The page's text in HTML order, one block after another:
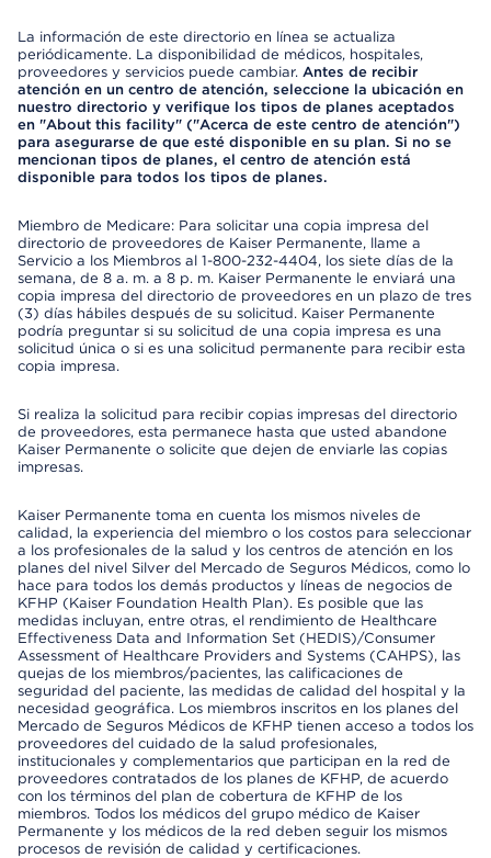
La información de este directorio en línea se actualiza
periódicamente. La disponibilidad de médicos, hospitales,
proveedores y servicios puede cambiar. Antes de recibir
atención en un centro de atención, seleccione la ubicación en
nuestro directorio y verifique los tipos de planes aceptados
en "About this facility" ("Acerca de este centro de atención")
para asegurarse de que esté disponible en su plan. Si no se
mencionan tipos de planes, el centro de atención está
disponible para todos los tipos de planes.
Miembro de Medicare: Para solicitar una copia impresa del
directorio de proveedores de Kaiser Permanente, llame a
Servicio a los Miembros al 1-800-232-4404, los siete días de la
semana, de 8 a. m. a 8 p. m. Kaiser Permanente le enviará una
copia impresa del directorio de proveedores en un plazo de tres
(3) días hábiles después de su solicitud. Kaiser Permanente
podría preguntar si su solicitud de una copia impresa es una
solicitud única o si es una solicitud permanente para recibir esta
copia impresa.
Si realiza la solicitud para recibir copias impresas del directorio
de proveedores, esta permanece hasta que usted abandone
Kaiser Permanente o solicite que dejen de enviarle las copias
impresas.
Kaiser Permanente toma en cuenta los mismos niveles de
calidad, la experiencia del miembro o los costos para seleccionar
a los profesionales de la salud y los centros de atención en los
planes del nivel Silver del Mercado de Seguros Médicos, como lo
hace para todos los demás productos y líneas de negocios de
KFHP (Kaiser Foundation Health Plan). Es posible que las
medidas incluyan, entre otras, el rendimiento de Healthcare
Effectiveness Data and Information Set (HEDIS)/Consumer
Assessment of Healthcare Providers and Systems (CAHPS), las
quejas de los miembros/pacientes, las calificaciones de
seguridad del paciente, las medidas de calidad del hospital y la
necesidad geográfica. Los miembros inscritos en los planes del
Mercado de Seguros Médicos de KFHP tienen acceso a todos los
proveedores del cuidado de la salud profesionales,
institucionales y complementarios que participan en la red de
proveedores contratados de los planes de KFHP, de acuerdo
con los términos del plan de cobertura de KFHP de los
miembros. Todos los médicos del grupo médico de Kaiser
Permanente y los médicos de la red deben seguir los mismos
procesos de revisión de calidad y certificaciones.